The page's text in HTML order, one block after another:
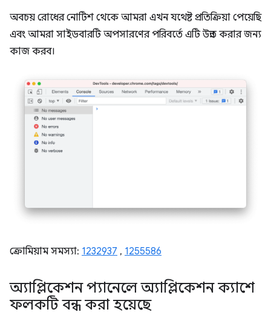
অবচয় রোধের নোটিশ থেকে আমরা এখন যথেষ্ট প্রতিক্রিয়া পেয়েছি
এবং আমরা সাইডবারটি অপসারণের পরিবর্তে এটি উন্নত করার জন্য
কাজ করব।
ক্রোমিয়াম সমস্যা: 1232937 , 1255586
অ্যাপ্লিকেশন প্যানেলে অ্যাপ্লিকেশন ক্যাশে
ফলকটি বন্ধ করা হয়েছে